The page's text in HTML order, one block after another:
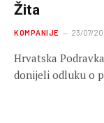
Žita
KOMPANIJE 23/07/
Hrvatska
donijeli odluku o